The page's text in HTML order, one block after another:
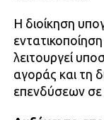
Η διοίκηση
λειτουργεί
αγοράς και τη
επενδύσεων σε